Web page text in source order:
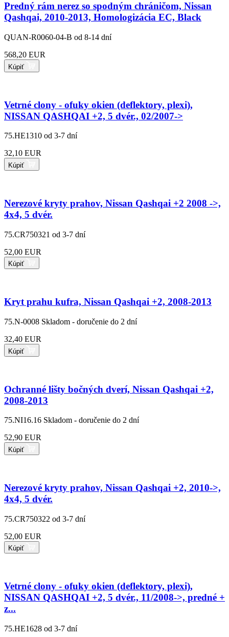
Predný rám nerez so spodným chráničom, Nissan
Qashqai, 2010-2013, Homologizácia EC, Black
QUAN-R0060-04-B od 8-14 dní
568,20 EUR
Kúpiť
Vetrné clony - ofuky okien (deflektory, plexi),
NISSAN QASHQAI +2, 5 dvér., 02/2007->
75.HE1310 od 3-7 dní
32,10 EUR
Kúpiť
Nerezové kryty prahov, Nissan Qashqai +2 2008 ->,
4x4, 5 dvér.
75.CR750321 od 3-7 dní
52,00 EUR
Kúpiť
Kryt prahu kufra, Nissan Qashqai +2, 2008-2013
75.N-0008 Skladom - doručenie do 2 dní
32,40 EUR
Kúpiť
Ochranné lišty bočných dverí, Nissan Qashqai +2,
2008-2013
75.NI16.16 Skladom - doručenie do 2 dní
52,90 EUR
Kúpiť
Nerezové kryty prahov, Nissan Qashqai +2, 2010->,
4x4, 5 dvér.
75.CR750322 od 3-7 dní
52,00 EUR
Kúpiť
Vetrné clony - ofuky okien (deflektory, plexi),
NISSAN QASHQAI +2, 5 dvér., 11/2008->, predné +
z...
75.HE1628 od 3-7 dní